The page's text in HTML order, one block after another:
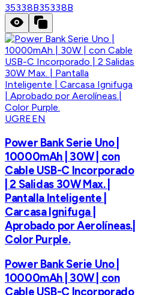
35338B35338B
UGREEN
Power Bank Serie Uno |
10000mAh | 30W | con
Cable USB-C Incorporado
| 2 Salidas 30W Max. |
Pantalla Inteligente |
Carcasa Ignifuga |
Aprobado por Aerolíneas.|
Color Purple.
Power Bank Serie Uno |
10000mAh | 30W | con
Cable USB-C Incorporado